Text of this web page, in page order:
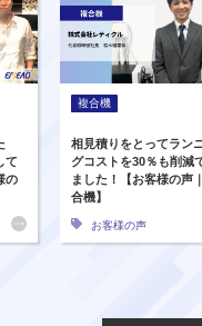
て
の
複合機
相見積りをとってラン
グコストを30％も削減
ました！【お客様の声
合機】
お客様の声